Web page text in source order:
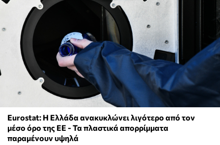
Eurostat: Η Ελλάδα ανακυκλώνει λιγότερο από τον
μέσο όρο της ΕΕ - Τα πλαστικά απορρίμματα
παραμένουν υψηλά